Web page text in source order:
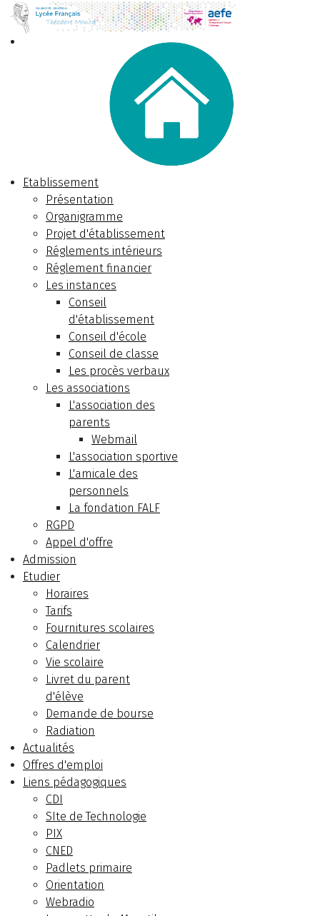
Etablissement
Présentation
Organigramme
Projet d'établissement
Réglements intérieurs
Réglement financier
Les instances
Conseil
d'établissement
Conseil d'école
Conseil de classe
Les procès verbaux
Les associations
L'association des
parents
Webmail
L'association sportive
L'amicale des
personnels
La fondation FALF
RGPD
Appel d'offre
Admission
Etudier
Horaires
Tarifs
Fournitures scolaires
Calendrier
Vie scolaire
Livret du parent
d'élève
Demande de bourse
Radiation
Actualités
Offres d'emploi
Liens pédagogiques
CDI
SIte de Technologie
PIX
CNED
Padlets primaire
Orientation
Webradio